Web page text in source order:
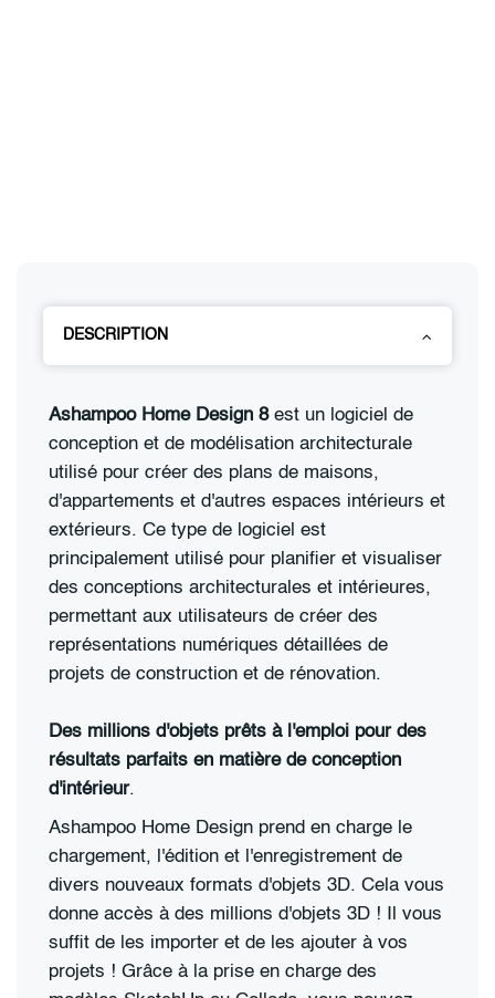
DESCRIPTION
Ashampoo Home Design 8est un logiciel de
conception et de modélisation architecturale
utilisé pour créer des plans de maisons,
d'appartements et d'autres espaces intérieurs et
extérieurs. Ce type de logiciel est
principalement utilisé pour planifier et visualiser
des conceptions architecturales et intérieures,
permettant aux utilisateurs de créer des
représentations numériques détaillées de
projets de construction et de rénovation.
Des millions d'objets prêts à l'emploi pour des
résultats parfaits en matière de conception
d'intérieur.
Ashampoo Home Design prend en charge le
chargement, l'édition et l'enregistrement de
divers nouveaux formats d'objets 3D. Cela vous
donne accès à des millions d'objets 3D ! Il vous
suffit de les importer et de les ajouter à vos
projets ! Grâce à la prise en charge des